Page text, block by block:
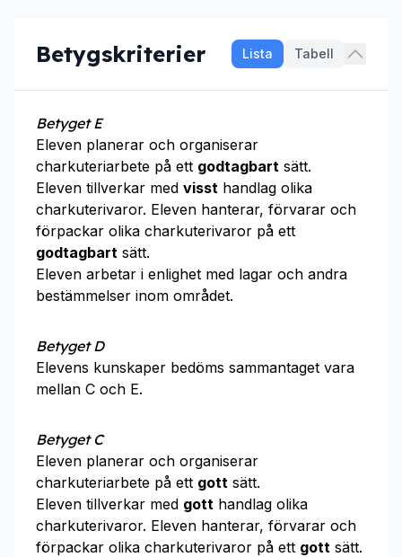
Betygskriterier Lista Tabell
Betyget E
Eleven planerar och organiserar
charkuteriarbete på ett godtagbart sätt.
Eleven tillverkar med visst handlag olika
charkuterivaror. Eleven hanterar, förvarar och
förpackar olika charkuterivaror på ett
godtagbart sätt.
Eleven arbetar i enlighet med lagar och andra
bestämmelser inom området.
Betyget D
Elevens kunskaper bedöms sammantaget vara
mellan C och E.
Betyget C
Eleven planerar och organiserar
charkuteriarbete på ett gott sätt.
Eleven tillverkar med gott handlag olika
charkuterivaror. Eleven hanterar, förvarar och
förpackar olika charkuterivaror på ett gott sätt.